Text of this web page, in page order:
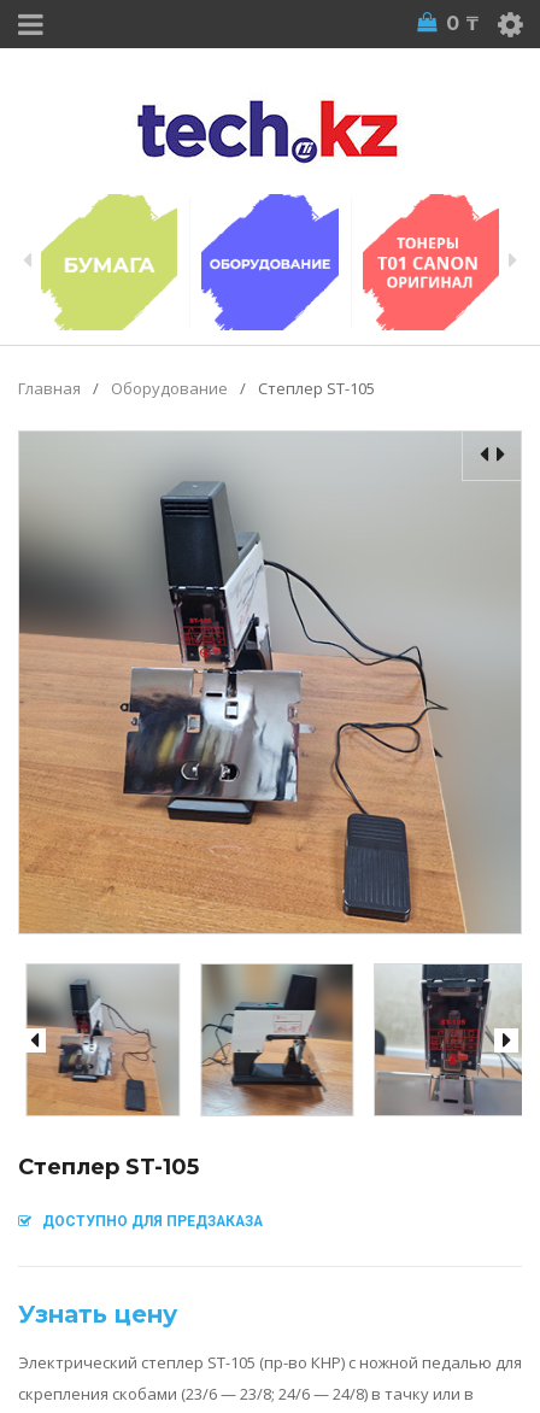
0 ₸
Главная / Оборудование / Степлер ST-105
Степлер ST-105
ДОСТУПНО ДЛЯ ПРЕДЗАКАЗА
Узнать цену
Электрический степлер ST-105 (пр-во КНР) с ножной педалью для
скрепления скобами (23/6 — 23/8; 24/6 — 24/8) в тачку или в